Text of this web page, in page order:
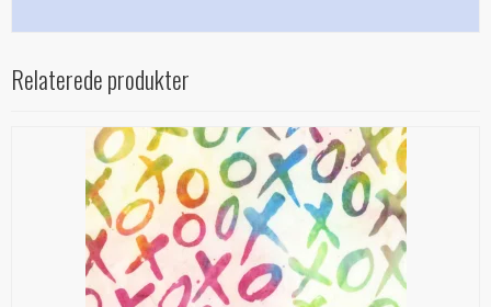
Relaterede produkter